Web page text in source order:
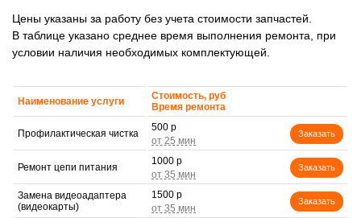
Цены указаны за работу без учета стоимости запчастей.
В таблице указано среднее время выполнения ремонта, при
условии наличия необходимых комплектующей.
Наименование услуги
Стоимость, руб
Время ремонта
Профилактическая чистка
500 р
Заказать
Ремонт цепи питания
1000 р
Заказать
Замена видеоадаптера
(видеокарты)
1500 р
Заказать